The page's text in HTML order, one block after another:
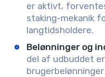
er aktivt,
staking-mekanik
langtidsholdere.
Belønninger og
del af udbuddet